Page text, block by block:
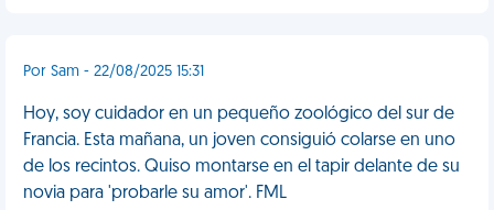
Por Sam - 22/08/2025 15:31
Hoy, soy cuidador en un pequeño zoológico del sur de
Francia. Esta mañana, un joven consiguió colarse en uno
de los recintos. Quiso montarse en el tapir delante de su
novia para 'probarle su amor'. FML